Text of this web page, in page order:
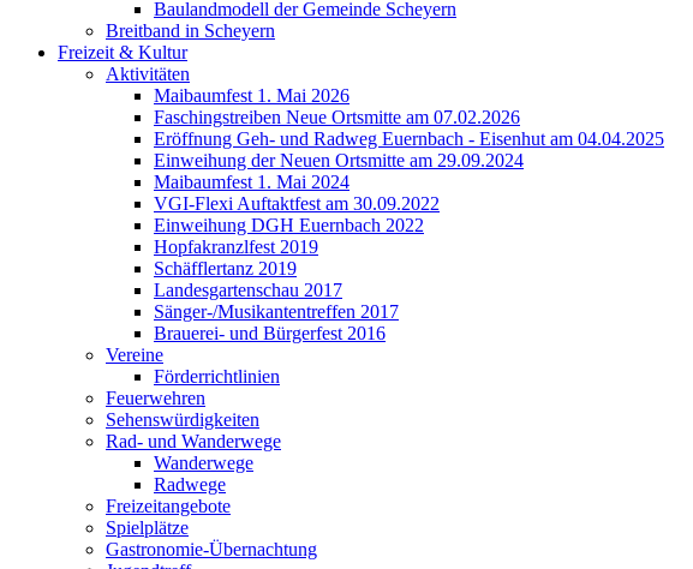
Baulandmodell der Gemeinde Scheyern
Breitband in Scheyern
Freizeit & Kultur
Aktivitäten
Maibaumfest 1. Mai 2026
Faschingstreiben Neue Ortsmitte am 07.02.2026
Eröffnung Geh- und Radweg Euernbach - Eisenhut am 04.04.2025
Einweihung der Neuen Ortsmitte am 29.09.2024
Maibaumfest 1. Mai 2024
VGI-Flexi Auftaktfest am 30.09.2022
Einweihung DGH Euernbach 2022
Hopfakranzlfest 2019
Schäfflertanz 2019
Landesgartenschau 2017
Sänger-/Musikantentreffen 2017
Brauerei- und Bürgerfest 2016
Vereine
Förderrichtlinien
Feuerwehren
Sehenswürdigkeiten
Rad- und Wanderwege
Wanderwege
Radwege
Freizeitangebote
Spielplätze
Gastronomie-Übernachtung